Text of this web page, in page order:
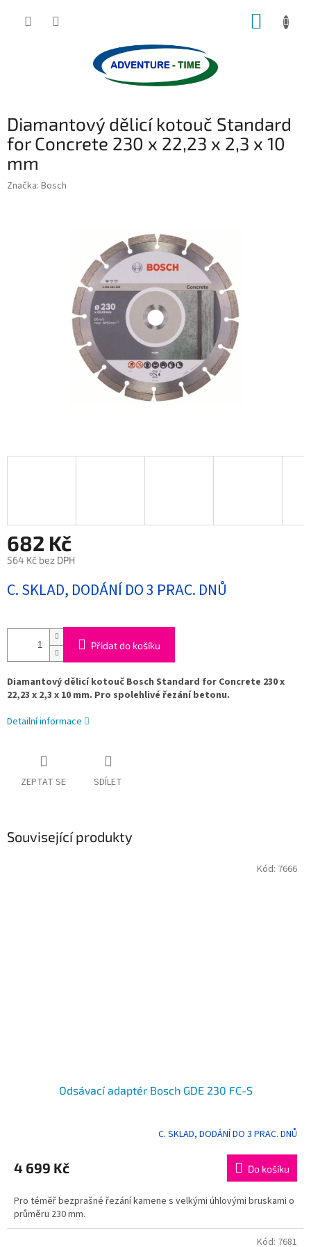
Diamantový dělicí kotouč Standard
for Concrete 230 x 22,23 x 2,3 x 10
mm
Značka: Bosch
682 Kč
564 Kč bez DPH
cena:
C. SKLAD, DODÁNÍ DO 3 PRAC. DNŮ
Přidat do košíku
Diamantový dělicí kotouč Bosch Standard for Concrete 230 x
22,23 x 2,3 x 10 mm. Pro spolehlivé řezání betonu.
Detailní informace
ZEPTAT SE SDÍLET
Související produkty
Odsávací adaptér Bosch GDE 230 FC-S
C. SKLAD, DODÁNÍ DO 3 PRAC. DNŮ
4 699 Kč Do košíku
Pro téměř bezprašné řezání kamene s velkými úhlovými bruskami o
průměru 230 mm.
Kód: 7666
Kód: 7681